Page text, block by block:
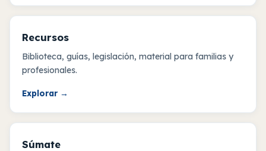
Recursos
Biblioteca, guías, legislación, material para familias y
profesionales.
Explorar →
Súmate